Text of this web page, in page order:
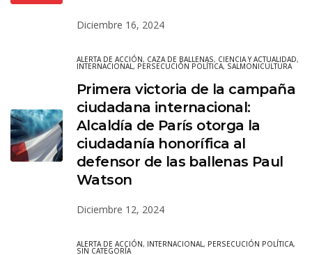
Diciembre 16, 2024
ALERTA DE ACCIÓN, CAZA DE BALLENAS, CIENCIA Y ACTUALIDAD,
INTERNACIONAL, PERSECUCIÓN POLÍTICA, SALMONICULTURA
Primera victoria de la campaña
ciudadana internacional:
Alcaldía de París otorga la
ciudadanía honorífica al
defensor de las ballenas Paul
Watson
Diciembre 12, 2024
ALERTA DE ACCIÓN, INTERNACIONAL, PERSECUCIÓN POLÍTICA,
SIN CATEGORÍA